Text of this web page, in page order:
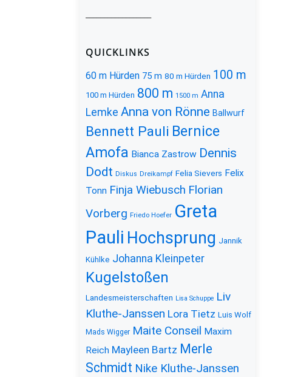
QUICKLINKS
60 m Hürden 75 m 80 m Hürden 100 m
100 m Hürden 800 m 1500 m Anna
Lemke Anna von Rönne Ballwurf
Bennett Pauli Bernice
Amofa Bianca Zastrow Dennis
Dodt Diskus Dreikampf Felia Sievers Felix
Tonn Finja Wiebusch Florian
Vorberg Friedo Hoefer Greta
Pauli Hochsprung Jannik
Kühlke Johanna Kleinpeter
Kugelstoßen
Landesmeisterschaften Lisa Schuppe Liv
Kluthe-Janssen Lora Tietz Luis Wolf
Mads Wigger Maite Conseil Maxim
Reich Mayleen Bartz Merle
Schmidt Nike Kluthe-Janssen